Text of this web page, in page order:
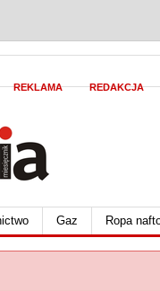
REKLAMA REDAKCJA
Gaz Ropa